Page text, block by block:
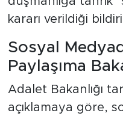
kararı verildiği
Sosyal
Paylaşıma
Adalet Bakanlığı
açıklamaya göre,